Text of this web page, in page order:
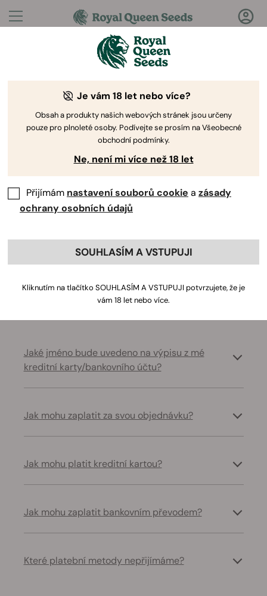
Otázky?Odpovědi!
Vítejte v Royal Queen Seeds Help Center
Help Center > Platba Back
Platba
Vyřešte běžné problémy spojené s platbami a
transakcemi
Jaké jméno bude uvedeno na výpisu z mé
kreditní karty/bankovního účtu?
Jak mohu zaplatit za svou objednávku?
Jak mohu platit kreditní kartou?
Jak mohu zaplatit bankovním převodem?
Které platební metody nepřijímáme?
Je vám 18 let nebo více?
Obsah a produkty našich webových stránek jsou určeny
pouze pro plnoleté osoby. Podívejte se prosím na Všeobecné
obchodní podmínky.
Ne, není mi více než 18 let
Přijímám nastavení souborů cookie a zásady
ochrany osobních údajů
SOUHLASÍM A VSTUPUJI
Kliknutím na tlačítko SOUHLASÍM A VSTUPUJI potvrzujete, že je
vám 18 let nebo více.